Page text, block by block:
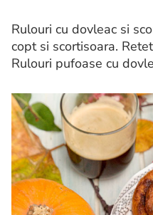
Rulouri cu dovleac si
copt si scortisoara.
Rulouri pufoase cu